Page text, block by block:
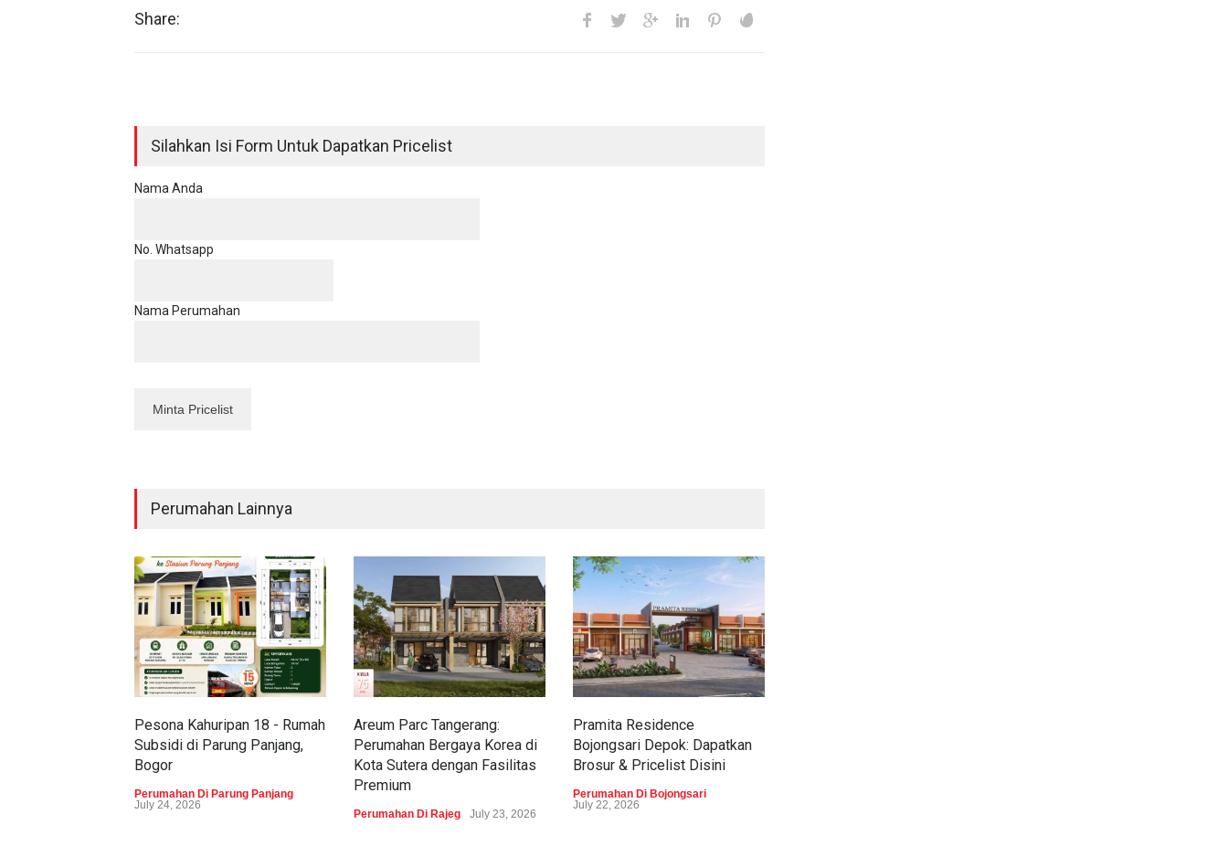
Share:
Silahkan Isi Form Untuk Dapatkan Pricelist
Nama Anda
No. Whatsapp
Nama Perumahan
Perumahan Lainnya
Pesona Kahuripan 18 - Rumah
Subsidi di Parung Panjang,
Bogor
Perumahan Di Parung Panjang
July 24, 2026
Areum Parc Tangerang:
Perumahan Bergaya Korea di
Kota Sutera dengan Fasilitas
Premium
Perumahan Di Rajeg July 23, 2026
Pramita Residence
Bojongsari Depok: Dapatkan
Brosur & Pricelist Disini
Perumahan Di Bojongsari
July 22, 2026